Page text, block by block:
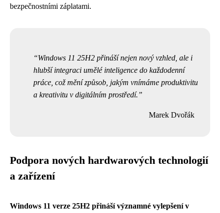
bezpečnostními záplatami.
Windows 11 25H2 přináší nejen nový vzhled, ale i
hlubší integraci umělé inteligence do každodenní
práce, což mění způsob, jakým vnímáme produktivitu
a kreativitu v digitálním prostředí.
Marek Dvořák
Podpora nových hardwarových technologií
a zařízení
Windows 11 verze 25H2 přináší významné vylepšení v